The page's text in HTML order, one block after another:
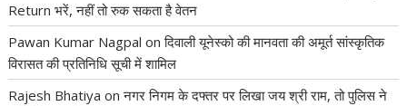
Return भरें, नहीं तो रुक सकता है वेतन
Pawan Kumar Nagpal onदिवाली यूनेस्को की मानवता की अमूर्त सांस्कृतिक
विरासत की प्रतिनिधि सूची में शामिल
Rajesh Bhatiya onनगर निगम के दफ्तर पर लिखा जय श्री राम, तो पुलिस ने